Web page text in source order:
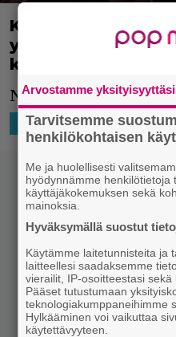
Kasarin
yllätysjatkoa 40
katso verinen
Nyt on kunnon
HOLLYWOOD 6.1.2023 19:58
Arvostamme yksityisyyttäsi
Tarvitsemme
henkilökohtaisen
Me ja huolellisesti
hyödynnämme henkilötietoja
käyttäjäkokemuksen sekä
mainoksia.
Hyväksymällä suostut
Käytämme laitetunnisteita ja
laitteellesi saadaksemme
vierailit, IP-osoitteestasi sekä
Pääset tutustumaan
teknologiakumppaneihimme
Hylkääminen voi vaikuttaa
käytettävyyteen.